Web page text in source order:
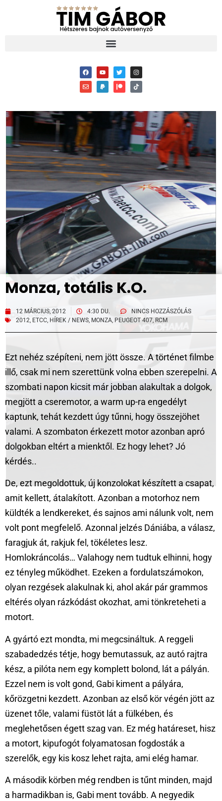
Monza, totális K.O.
12 MÁRCIUS, 2012 4:30 DU.
NINCS HOZZÁSZÓLÁS
2012, ETCC, HÍREK / NEWS, MONZA, PEUGEOT 407, RCM
Ezt nehéz szépíteni, nem jött össze. A történet filmbe
illő, csak mi nem szerettünk volna ebben szerepelni. A
szombati napon kicsit már jobban alakultak a dolgok,
megjött a cseremotor, a warm up-ra engedélyt
kaptunk, tehát kezdett úgy tűnni, hogy összejöhet
valami. A szombaton érkezett motor azonban apró
dolgokban eltért a mienktől. Ez hogy lehet? Jó
kérdés..
De, ezt megoldottuk, új konzolokat készített a csapat,
amit kellett, átalakított. Azonban a motorhoz nem
küldték a lendkereket, és sajnos ami nálunk volt, nem
volt pont megfelelő. Azonnal jelzés Dániába, a válasz,
faragjuk át, rakjuk fel, tökéletes lesz.
Homlokráncolás… Valahogy nem tudtuk elhinni, hogy
ez tényleg működhet. Ezeken a fordulatszámokon,
olyan rezgések alakulnak ki, ahol akár pár grammos
eltérés olyan rázkódást okozhat, ami tönkreteheti a
motort.
A gyártó ezt mondta, mi megcsináltuk. A reggeli
szabadedzés tétje, hogy bemutassuk, az autó rajtra
kész, a pilóta nem egy komplett bolond, lát a pályán.
Ezzel nem is volt gond, Gabi kiment a pályára,
kőrözgetni kezdett. Azonban az első kör végén jött az
üzenet tőle, valami füstöt lát a fülkében, és
meglehetősen égett szag van. Ez még határeset, hisz
a motort, kipufogót folyamatosan fogdosták a
szerelők, egy kis kosz lehet rajta, ami elég hamar.
A második körben még rendben is tűnt minden, majd
a harmadikban is, Gabi ment tovább. A negyedik